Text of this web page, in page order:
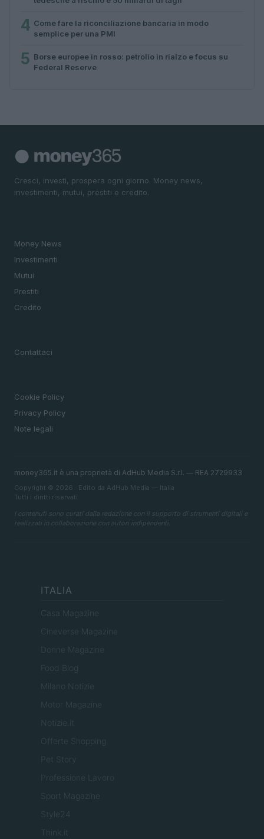
4 Come fare la riconciliazione bancaria in modo
semplice per una PMI
5 Borse europee in rosso: petrolio in rialzo e focus su
Federal Reserve
Cresci, investi, prospera ogni giorno. Money news,
investimenti, mutui, prestiti e credito.
Money News
Investimenti
Mutui
Prestiti
Credito
Contattaci
Cookie Policy
Privacy Policy
Note legali
money365.it è una proprietà di AdHub Media S.r.l. — REA 2729933
Copyright © 2026 · Edito da AdHub Media — Italia
Tutti i diritti riservati
I contenuti sono curati dalla redazione con il supporto di strumenti digitali e
realizzati in collaborazione con autori indipendenti.
ITALIA
Casa Magazine
Cineverse Magazine
Donne Magazine
Food Blog
Milano Notizie
Motor Magazine
Notizie.it
Offerte Shopping
Pet Story
Professione Lavoro
Sport Magazine
Style24
Think.it